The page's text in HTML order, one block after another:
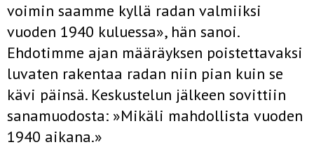
voimin saamme kyllä radan valmiiksi
vuoden 1940 kuluessa», hän sanoi.
Ehdotimme ajan­ määräyksen poistettavaksi
luvaten rakentaa radan niin pian kuin se
kävi päinsä. Keskustelun jälkeen sovittiin
sanamuodosta: »Mikäli mah­dollista vuoden
1940 aikana.»